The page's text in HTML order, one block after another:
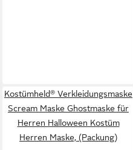
Kostümheld® Verkleidungsmaske
Scream Maske Ghostmaske für
Herren Halloween Kostüm
Herren Maske, (Packung)